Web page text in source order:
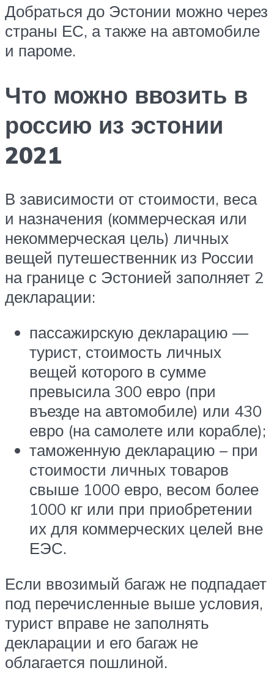
Добраться до Эстонии можно через
страны ЕС, а также на автомобиле
и пароме.
Что можно ввозить в
россию из эстонии
2021
В зависимости от стоимости, веса
и назначения (коммерческая или
некоммерческая цель) личных
вещей путешественник из России
на границе с Эстонией заполняет 2
декларации:
пассажирскую декларацию —
турист, стоимость личных
вещей которого в сумме
превысила 300 евро (при
въезде на автомобиле) или 430
евро (на самолете или корабле);
таможенную декларацию – при
стоимости личных товаров
свыше 1000 евро, весом более
1000 кг или при приобретении
их для коммерческих целей вне
ЕЭС.
Если ввозимый багаж не подпадает
под перечисленные выше условия,
турист вправе не заполнять
декларации и его багаж не
облагается пошлиной.